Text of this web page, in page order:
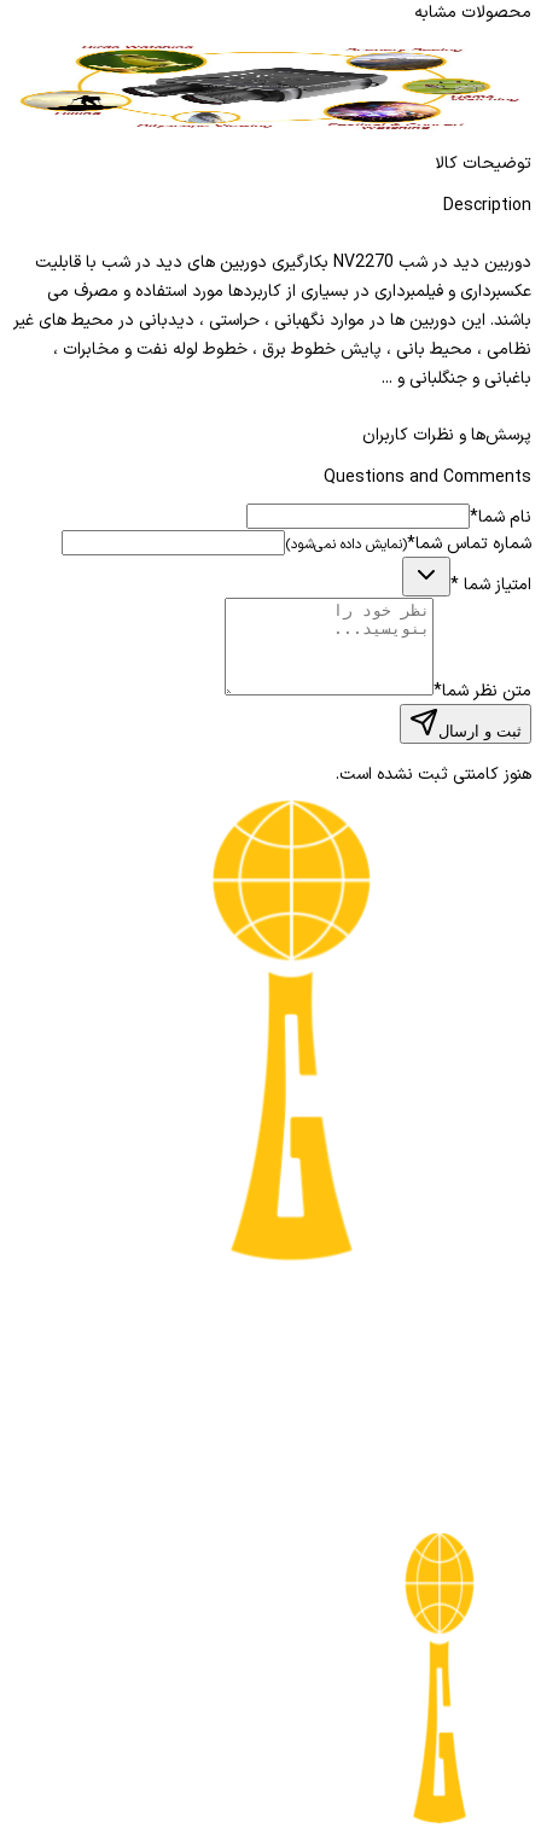
محصولات مشابه
دوربین دید در شب NV2270
ادامه مطلب
توضیحات کالا
Description
دوربین دید در شب NV2270 بکارگیری دوربین های دید در شب با قابلیت
عکسبرداری و فیلمبرداری در بسیاری از کاربردها مورد استفاده و مصرف می
باشند. این دوربین ها در موارد نگهبانی ، حراستی ، دیدبانی در محیط های غیر
نظامی ، محیط بانی ، پایش خطوط برق ، خطوط لوله نفت و مخابرات ،
باغبانی و جنگلبانی و ...
پرسش‌ها و نظرات کاربران
Questions and Comments
نام شما*
شماره تماس شما*(نمایش داده نمی‌شود)
امتیاز شما*
متن نظر شما*
ثبت و ارسال
هنوز کامنتی ثبت نشده است.